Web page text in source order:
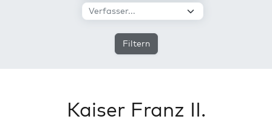
Filtern
Kaiser Franz II.